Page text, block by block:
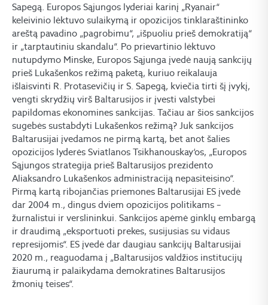
Sapegą. Europos Sąjungos lyderiai karinį „Ryanair“
keleivinio lėktuvo sulaikymą ir opozicijos tinklaraštininko
areštą pavadino „pagrobimu“, „išpuoliu prieš demokratiją“
ir „tarptautiniu skandalu“. Po prievartinio lėktuvo
nutupdymo Minske, Europos Sąjunga įvedė naują sankcijų
prieš Lukašenkos režimą paketą, kuriuo reikalauja
išlaisvinti R. Protasevičių ir S. Sapegą, kviečia tirti šį įvykį,
vengti skrydžių virš Baltarusijos ir įvesti valstybei
papildomas ekonomines sankcijas. Tačiau ar šios sankcijos
sugebės sustabdyti Lukašenkos režimą? Juk sankcijos
Baltarusijai įvedamos ne pirmą kartą, bet anot šalies
opozicijos lyderės Sviatlanos Tsikhanouskay‘os, „Europos
Sąjungos strategija prieš Baltarusijos prezidento
Aliaksandro Lukašenkos administraciją nepasiteisino“.
Pirmą kartą ribojančias priemones Baltarusijai ES įvedė
dar 2004 m., dingus dviem opozicijos politikams –
žurnalistui ir verslininkui. Sankcijos apėmė ginklų embargą
ir draudimą „eksportuoti prekes, susijusias su vidaus
represijomis“. ES įvedė dar daugiau sankcijų Baltarusijai
2020 m., reaguodama į „Baltarusijos valdžios institucijų
žiaurumą ir palaikydama demokratines Baltarusijos
žmonių teises“.